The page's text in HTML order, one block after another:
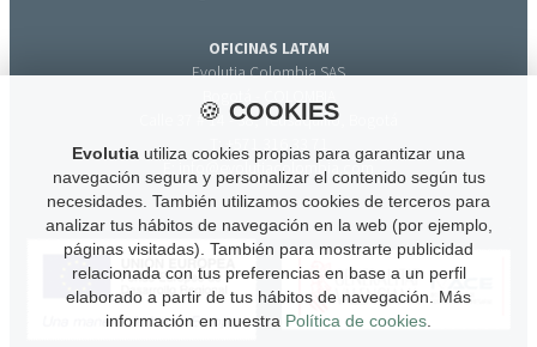
OFICINAS LATAM
Evolutia Colombia SAS
Calle 37 # 14 - 38, Teusaquillo, Bogotá
T: +571 316 33 71
E: info@evolutiacolombia.com
🍪 COOKIES
Evolutia utiliza cookies propias para garantizar una
navegación segura y personalizar el contenido según tus
necesidades. También utilizamos cookies de terceros para
analizar tus hábitos de navegación en la web (por ejemplo,
páginas visitadas). También para mostrarte publicidad
relacionada con tus preferencias en base a un perfil
elaborado a partir de tus hábitos de navegación. Más
información en nuestra Política de cookies.